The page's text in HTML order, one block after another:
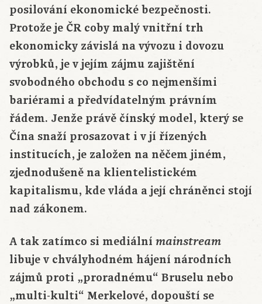
posilování ekonomické bezpečnosti.
Protože je ČR coby malý vnitřní trh
ekonomicky závislá na vývozu i dovozu
výrobků, je v jejím zájmu zajištění
svobodného obchodu s co nejmenšími
bariérami a předvídatelným právním
řádem. Jenže právě čínský model, který se
Čína snaží prosazovat i v jí řízených
institucích, je založen na něčem jiném,
zjednodušeně na klientelistickém
kapitalismu, kde vláda a její chráněnci stojí
nad zákonem.
A tak zatímco si mediální mainstream
libuje v chvályhodném hájení národních
zájmů proti „proradnému“ Bruselu nebo
„multi-kulti“ Merkelové, dopouští se